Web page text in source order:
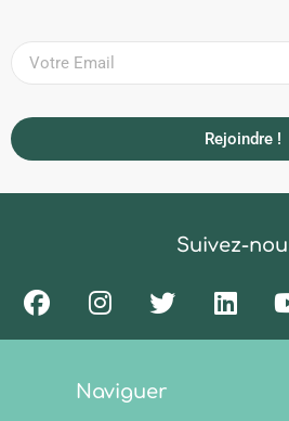
Rejoindre !
Suivez-
Naviguer